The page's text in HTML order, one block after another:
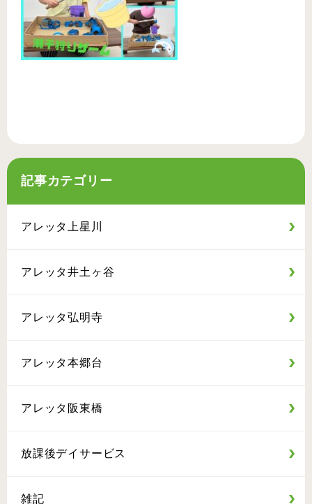
記事カテゴリー
アレッタ上星川
アレッタ井土ヶ谷
アレッタ弘明寺
アレッタ本郷台
アレッタ阪東橋
放課後デイサービス
雑記